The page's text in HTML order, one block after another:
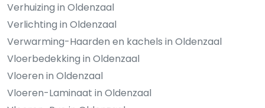
Verhuizing in Oldenzaal
Verlichting in Oldenzaal
Verwarming-Haarden en kachels in Oldenzaal
Vloerbedekking in Oldenzaal
Vloeren in Oldenzaal
Vloeren-Laminaat in Oldenzaal